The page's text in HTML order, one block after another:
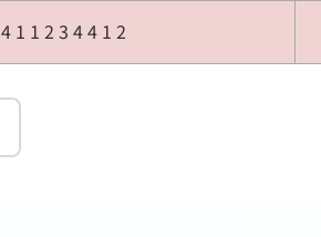
4 1 1 2 3 4 4 1 2